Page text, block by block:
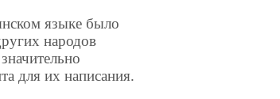
языке было
народов
для их написания.